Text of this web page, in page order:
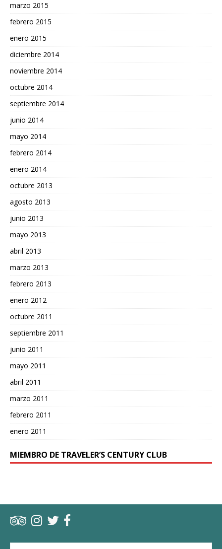
marzo 2015
febrero 2015
enero 2015
diciembre 2014
noviembre 2014
octubre 2014
septiembre 2014
junio 2014
mayo 2014
febrero 2014
enero 2014
octubre 2013
agosto 2013
junio 2013
mayo 2013
abril 2013
marzo 2013
febrero 2013
enero 2012
octubre 2011
septiembre 2011
junio 2011
mayo 2011
abril 2011
marzo 2011
febrero 2011
enero 2011
MIEMBRO DE TRAVELER’S CENTURY CLUB